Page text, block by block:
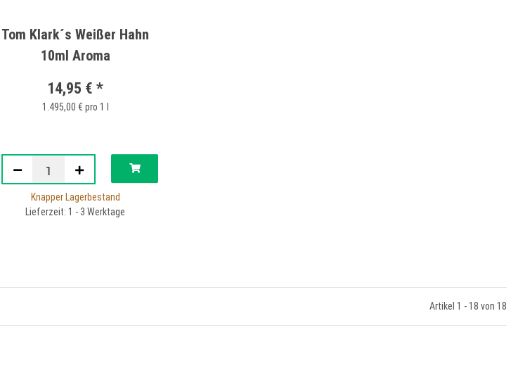
Tom Klark´s Weißer Hahn
10ml Aroma
14,95 € *
1.495,00 € pro 1 l
Knapper Lagerbestand
Lieferzeit: 1 - 3 Werktage
Artikel 1 - 18 von 18